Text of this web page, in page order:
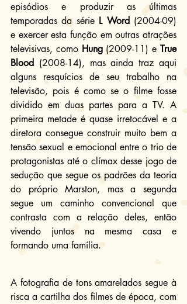
episódios e produzir as últimas
temporadas da série L Word (2004-09)
e exercer esta função em outras atrações
televisivas, como Hung (2009-11) e True
Blood (2008-14), mas ainda traz aqui
alguns resquícios de seu trabalho na
televisão, pois é como se o filme fosse
dividido em duas partes para a TV. A
primeira metade é quase irretocável e a
diretora consegue construir muito bem a
tensão sexual e emocional entre o trio de
protagonistas até o clímax desse jogo de
sedução que segue os padrões da teoria
do próprio Marston, mas a segunda
segue um caminho convencional que
contrasta com a relação deles, então
vivendo juntos na mesma casa e
formando uma família.
A fotografia de tons amarelados segue à
risca a cartilha dos filmes de época, com